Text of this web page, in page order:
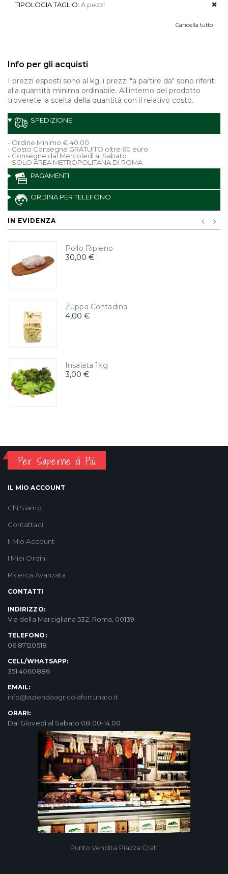
TIPOLOGIA TAGLIO: A pezzi
Cancella tutto
Info per gli acquisti
I prezzi esposti sono al kg, i prezzi "a partire da" sono riferiti
alla quantità minima ordinabile. All'interno del prodotto
troverete la scelta della quantità con il relativo costo.
SPEDIZIONE
- Ordine Minimo € 40.00
- Costo Consegne GRATUITO oltre 60 euro
- Consegne dal Mercoledì al Sabato
- SOLO AREA METROPOLITANA DI ROMA
PAGAMENTI
ORDINA PER TELEFONO
IN EVIDENZA
Pollo Ripieno
30,00 €
Zuppa Contadina
4,00 €
Insalata 1kg
3,00 €
Per Saperne di Più
IL MIO ACCOUNT
Chi Siamo
Contattaci
Il Mio Account
I Miei Ordini
Ricerca Avanzata
CONTATTI
INDIRIZZO:
Via della Marcigliana 532, Roma, 00139
TELEFONO:
06 87120518
CELL/WHATSAPP:
351 4060886
EMAIL:
info@aziendaagricolafortunato.it
ORARI:
Dal Giovedì al Sabato 08.00-14.00
Punto Vendita Piazza Crati